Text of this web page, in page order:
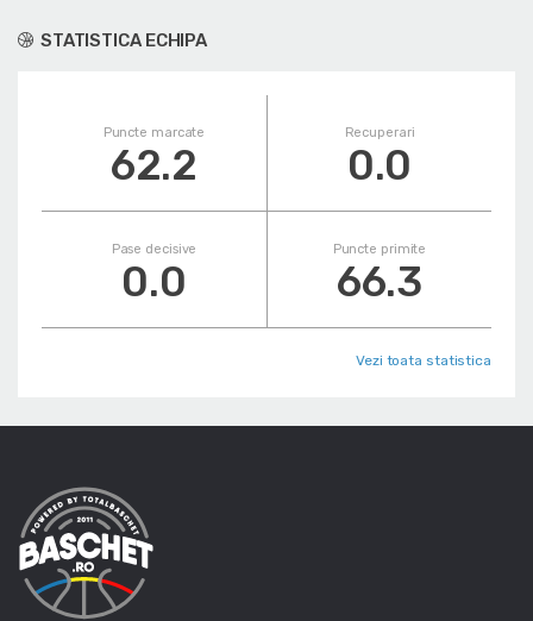
STATISTICA ECHIPA
Puncte marcate
62.2
Recuperari
0.0
Pase decisive
0.0
Puncte primite
66.3
Vezi toata statistica